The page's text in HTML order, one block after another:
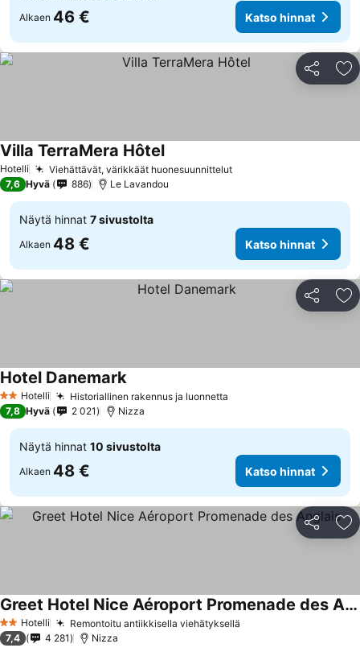
Alkaen 46 € Katso hinnat
Jaa
Hotelli Viehättävät, värikkäät huonesuunnittelutKatso hinnat
Villa TerraMera HôtelKatso hinnat
7,6 Hyvä 886 Le Lavandou
Näytä hinnat 7 sivustolta
Alkaen 48 € Katso hinnat
Jaa
2 Tähtiluokitus
Hotelli Historiallinen rakennus ja luonnetta
Hotel DanemarkKatso hinnat
7,8 Hyvä 2 021 Nizza
Näytä hinnat 10 sivustolta
Alkaen 48 € Katso hinnat
Jaa
2 Tähtiluokitus
Hotelli Remontoitu antiikkisella viehätyksellä
Greet Hotel Nice Aéroport Promenade des Anglais
Katso hinnat
7,4 4 281 Nizza